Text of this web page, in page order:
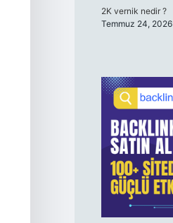
2K vernik nedir ?
Temmuz 24, 2026